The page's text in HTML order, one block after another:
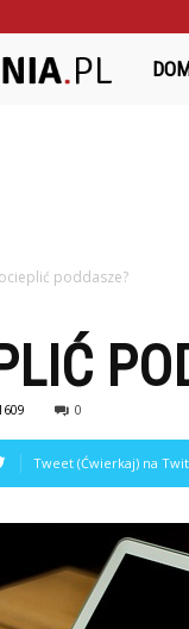
poddasze?
0
Tweet (Ćwierkaj) na